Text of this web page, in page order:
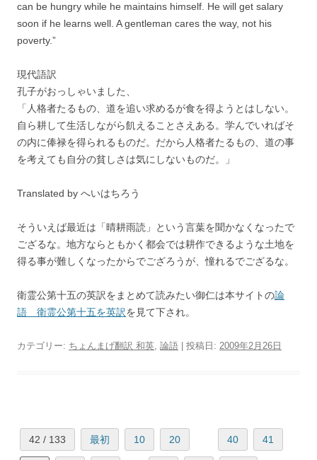
can be hungry while he maintains himself. He will get salary
soon if he learns well. A gentleman cares the way, not his
poverty.”
現代語訳
孔子がおっしゃいました、
「人格者たるもの、道を追い求めるが食を得ようとはしない。
自ら耕して生活しながら飢えることさえある。学んでいればそ
の内に俸禄を得られるものだ。だから人格者たるもの、道の事
を考えても自分の貧しさは気にしないものだ。」
Translated by へいはちろう
そういえば最近は「晴耕雨読」という言葉を聞かなくなったで
ござるな。地方ならともかく都会では耕作できるような土地を
得る事が難しくなったからでござろうが、憧れるでござるな。
衛霊公第十五の英訳をまとめて読みたい御仁は本サイトの論
語 衛霊公第十五を英訳を見て下され。
カテゴリー: ちょんまげ翻訳 和英, 論語 | 投稿日: 2009年2月26日
42 / 133 最初 10 20 40 41